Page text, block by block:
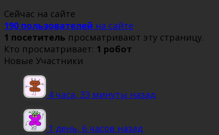
Сейчас на сайте
190 пользователей на сайте
1 посетитель просматривают эту страницу.
Кто просматривает: 1 робот
Новые Участники
4 часа, 33 минуты назад
1 день, 6 часов назад